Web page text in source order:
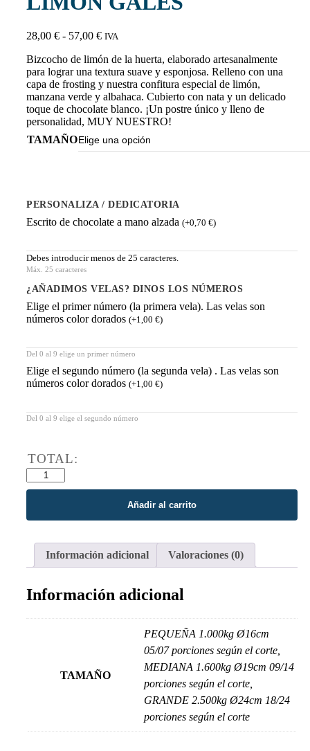
28,00 € - 57,00 € IVA
Bizcocho de limón de la huerta, elaborado artesanalmente
para lograr una textura suave y esponjosa. Relleno con una
capa de frosting y nuestra confitura especial de limón,
manzana verde y albahaca. Cubierto con nata y un delicado
toque de chocolate blanco. ¡Un postre único y lleno de
personalidad, MUY NUESTRO!
TAMAÑO
PERSONALIZA / DEDICATORIA
Escrito de chocolate a mano alzada (+0,70 €)
Debes introducir menos de 25 caracteres.
Máx. 25 caracteres
¿AÑADIMOS VELAS? DINOS LOS NÚMEROS
Elige el primer número (la primera vela). Las velas son
números color dorados (+1,00 €)
Del 0 al 9 elige un primer número
Elige el segundo número (la segunda vela) . Las velas son
números color dorados (+1,00 €)
Del 0 al 9 elige el segundo número
Añadir al carrito
Información adicional Valoraciones (0)
Información adicional
TAMAÑO
PEQUEÑA 1.000kg Ø16cm
05/07 porciones según el corte,
MEDIANA 1.600kg Ø19cm 09/14
porciones según el corte,
GRANDE 2.500kg Ø24cm 18/24
porciones según el corte